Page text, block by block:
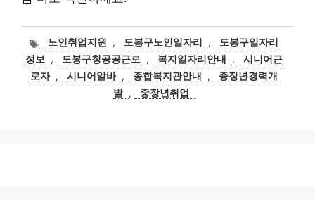
태
그
노인취업지원 , 도봉구노인일자리 ,
도봉구일자리
정보
, 도봉구청공공근로 , 복지일자리안내 ,
시니어근
로자 , 시니어알바 , 종합복지관안내 ,
중장년경력개
발 , 중장년취업